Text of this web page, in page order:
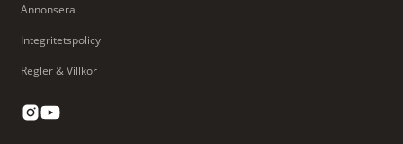
Annonsera
Integritetspolicy
Regler & Villkor